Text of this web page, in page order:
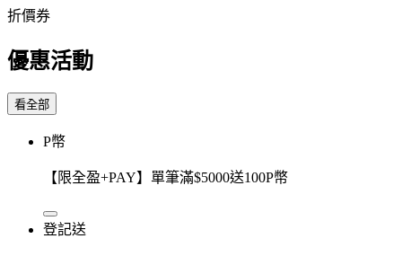
折價券
優惠活動
看全部
P幣
【限全盈+PAY】單筆滿$5000送100P幣
登記送